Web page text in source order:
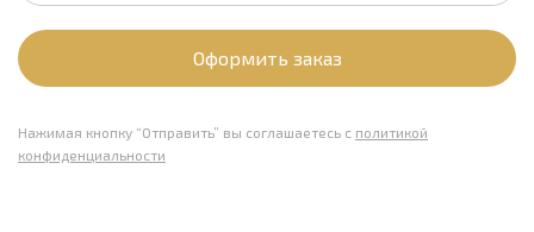
Оформить заказ
Нажимая кнопку “Отправить” вы соглашаетесь с политикой
конфиденциальности